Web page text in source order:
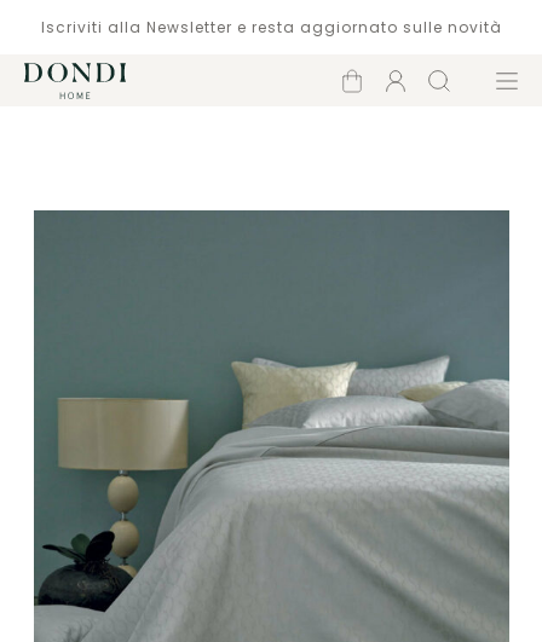
Iscriviti alla Newsletter e resta aggiornato sulle novità
Carrello
Account
Cerca Menù